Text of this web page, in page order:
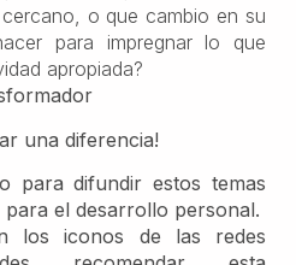
o que cambio en su
para impregnar lo que
apropiada?
una diferencia!
para difundir estos temas
el desarrollo personal.
los iconos de las redes